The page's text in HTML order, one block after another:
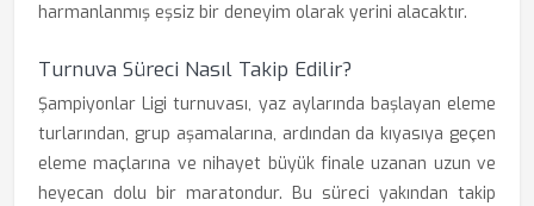
harmanlanmış eşsiz bir deneyim olarak yerini alacaktır.
Turnuva Süreci Nasıl Takip Edilir?
Şampiyonlar Ligi turnuvası, yaz aylarında başlayan eleme
turlarından, grup aşamalarına, ardından da kıyasıya geçen
eleme maçlarına ve nihayet büyük finale uzanan uzun ve
heyecan dolu bir maratondur. Bu süreci yakından takip